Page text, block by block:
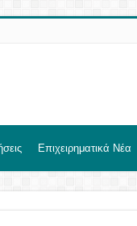
Επιχειρηματικά Νέα